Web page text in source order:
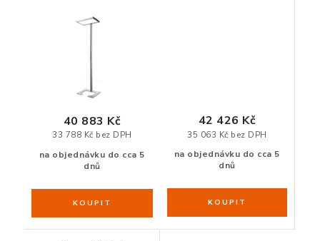
ZDRAVÁ KANCELÁŘ
VODNÍ FILTRY
O nákupu Reklamace, výměna a vrácení
Showroom
Naše realizace, inspirace a návody
Kontakty
asymetrická distribuce
na objednávku do cca 5
dnů
33 788 Kč bez DPH
40 883 Kč
na objednávku do cca 5
dnů
35 063 Kč bez DPH
42 426 Kč